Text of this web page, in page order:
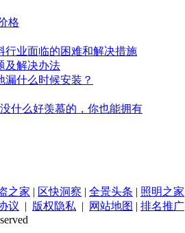
格
行业面临的困难和解决措施
及解决办法
漏什么时候安装？
什么好羡慕的，你也能拥有
之家 | 区快洞察 | 全景头条 | 照明之家
议 | 版权隐私 | 网站地图 | 排名推广